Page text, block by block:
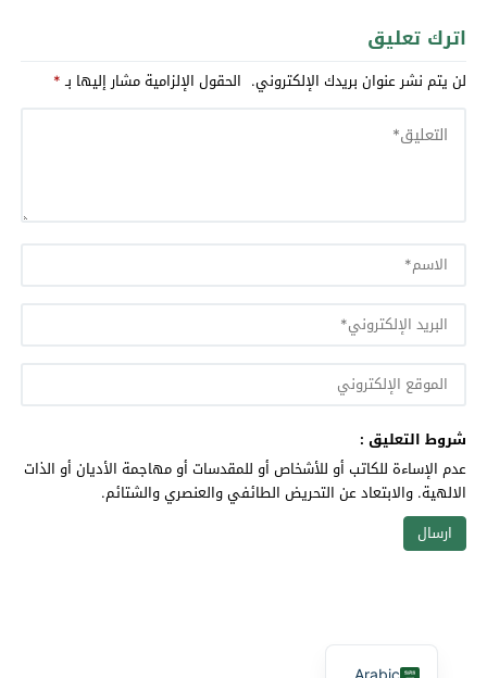
اترك تعليق
لن يتم نشر عنوان بريدك الإلكتروني. الحقول الإلزامية مشار إليها بـ*
شروط التعليق :
عدم الإساءة للكاتب أو للأشخاص أو للمقدسات أو مهاجمة الأديان أو الذات
الالهية. والابتعاد عن التحريض الطائفي والعنصري والشتائم.
Arabic